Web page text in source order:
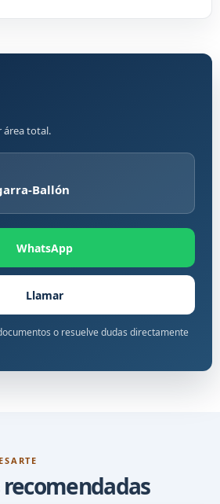
área total.
Ballón
WhatsApp
Llamar
o resuelve dudas directamente